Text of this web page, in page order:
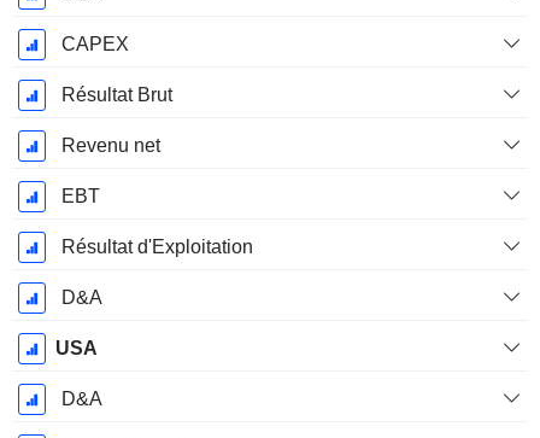
CAPEX
Résultat Brut
Revenu net
EBT
Résultat d'Exploitation
D&A
USA
D&A